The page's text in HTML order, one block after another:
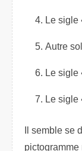
Le sigle
Autre
Le sigle
Le sigle
Il semble se